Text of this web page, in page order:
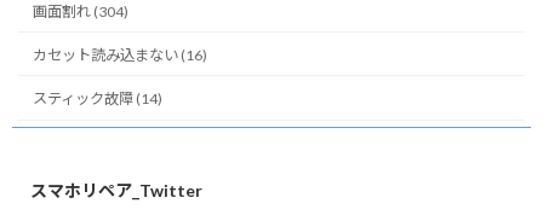
画面割れ (304)
カセット読み込まない (16)
スティック故障 (14)
スマホリペア_Twitter